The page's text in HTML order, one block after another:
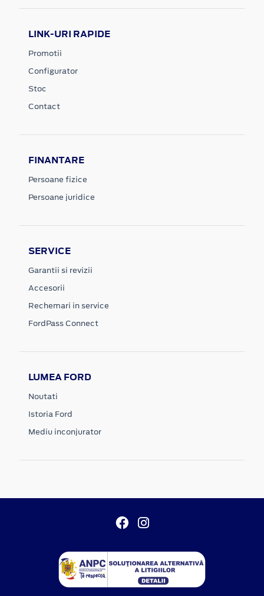
LINK-URI RAPIDE
Promotii
Configurator
Stoc
Contact
FINANTARE
Persoane fizice
Persoane juridice
SERVICE
Garantii si revizii
Accesorii
Rechemari in service
FordPass Connect
LUMEA FORD
Noutati
Istoria Ford
Mediu inconjurator